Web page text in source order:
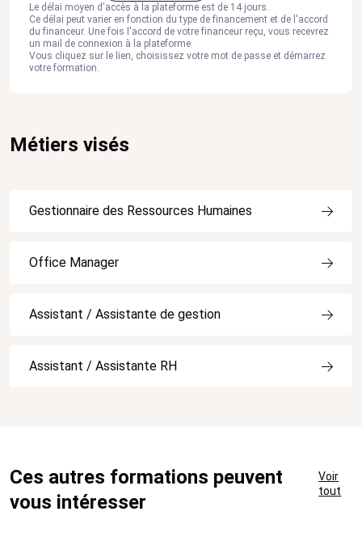
Le délai moyen d'accès à la plateforme est de 14 jours.
Ce délai peut varier en fonction du type de financement et de l'accord
du financeur. Une fois l'accord de votre financeur reçu, vous recevrez
un mail de connexion à la plateforme.
Vous cliquez sur le lien, choisissez votre mot de passe et démarrez
votre formation.
Métiers visés
Gestionnaire des Ressources Humaines
Office Manager
Assistant / Assistante de gestion
Assistant / Assistante RH
Ces autres formations peuvent
vous intéresser
Voir
tout